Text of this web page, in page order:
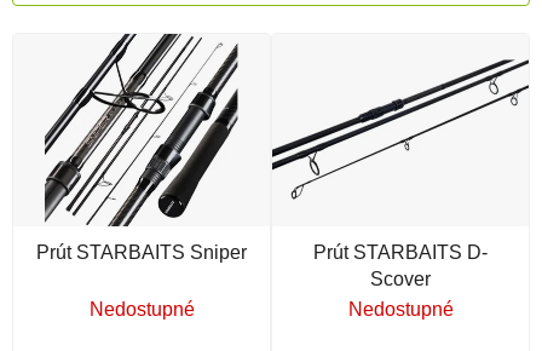
Výpis produktov
Prút STARBAITS Sniper
Nedostupné
Prút STARBAITS D-
Scover
Nedostupné